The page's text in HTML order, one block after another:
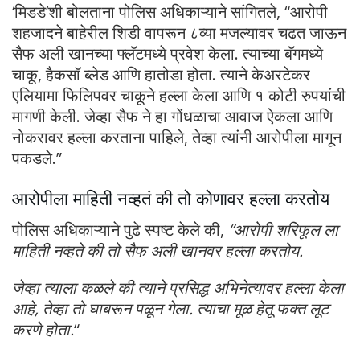
‘मिडडे’शी बोलताना पोलिस अधिकाऱ्याने सांगितले, “आरोपी
शहजादने बाहेरील शिडी वापरून ८व्या मजल्यावर चढत जाऊन
सैफ अली खानच्या फ्लॅटमध्ये प्रवेश केला. त्याच्या बॅगमध्ये
चाकू, हैकसॉ ब्लेड आणि हातोडा होता. त्याने केअरटेकर
एलियामा फिलिपवर चाकूने हल्ला केला आणि १ कोटी रुपयांची
मागणी केली. जेव्हा सैफ ने हा गोंधळाचा आवाज ऐकला आणि
नोकरावर हल्ला करताना पाहिले, तेव्हा त्यांनी आरोपीला मागून
पकडले.”
आरोपीला माहिती नव्हतं की तो कोणावर हल्ला करतोय
पोलिस अधिकाऱ्याने पुढे स्पष्ट केले की, “आरोपी शरिफूल ला
माहिती नव्हते की तो सैफ अली खानवर हल्ला करतोय.
जेव्हा त्याला कळले की त्याने प्रसिद्ध अभिनेत्यावर हल्ला केला
आहे, तेव्हा तो घाबरून पळून गेला. त्याचा मूळ हेतू फक्त लूट
करणे होता.“